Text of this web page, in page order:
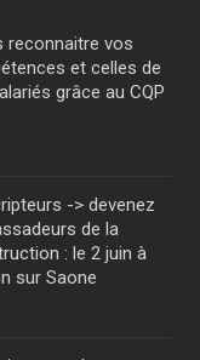
reconnaitre vos
et celles de
grâce au CQP
-> devenez
de la
: le 2 juin à
sur Saone